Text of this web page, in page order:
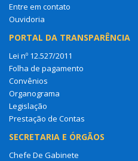
Entre em contato
Ouvidoria
PORTAL DA TRANSPARÊNCIA
Lei nº 12.527/2011
Folha de pagamento
Convênios
Organograma
Legislação
Prestação de Contas
SECRETARIA E ÓRGÃOS
Chefe De Gabinete